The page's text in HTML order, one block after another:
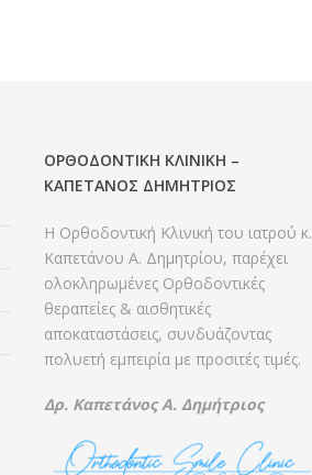
ΟΡΘΟΔΟΝΤΙΚΉ ΚΛΙΝΙΚΉ –
ΚΑΠΕΤΆΝΟΣ ΔΗΜΉΤΡΙΟΣ
Η Ορθοδοντική Κλινική του ιατρού κ.
Καπετάνου Α. Δημητρίου, παρέχει
ολοκληρωμένες Ορθοδοντικές
θεραπείες & αισθητικές
αποκαταστάσεις, συνδυάζοντας
πολυετή εμπειρία με προσιτές τιμές.
Δρ. Καπετάνος Α. Δημήτριος